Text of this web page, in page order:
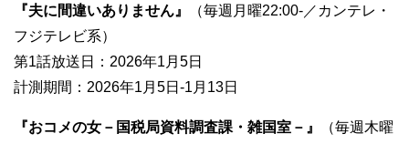
『夫に間違いありません』
（毎週月曜22:00-／カンテレ・
フジテレビ系）
第1話放送日：2026年1月5日
計測期間：2026年1月5日-1月13日
『おコメの女－国税局資料調査課・雑国室－』
（毎週木曜